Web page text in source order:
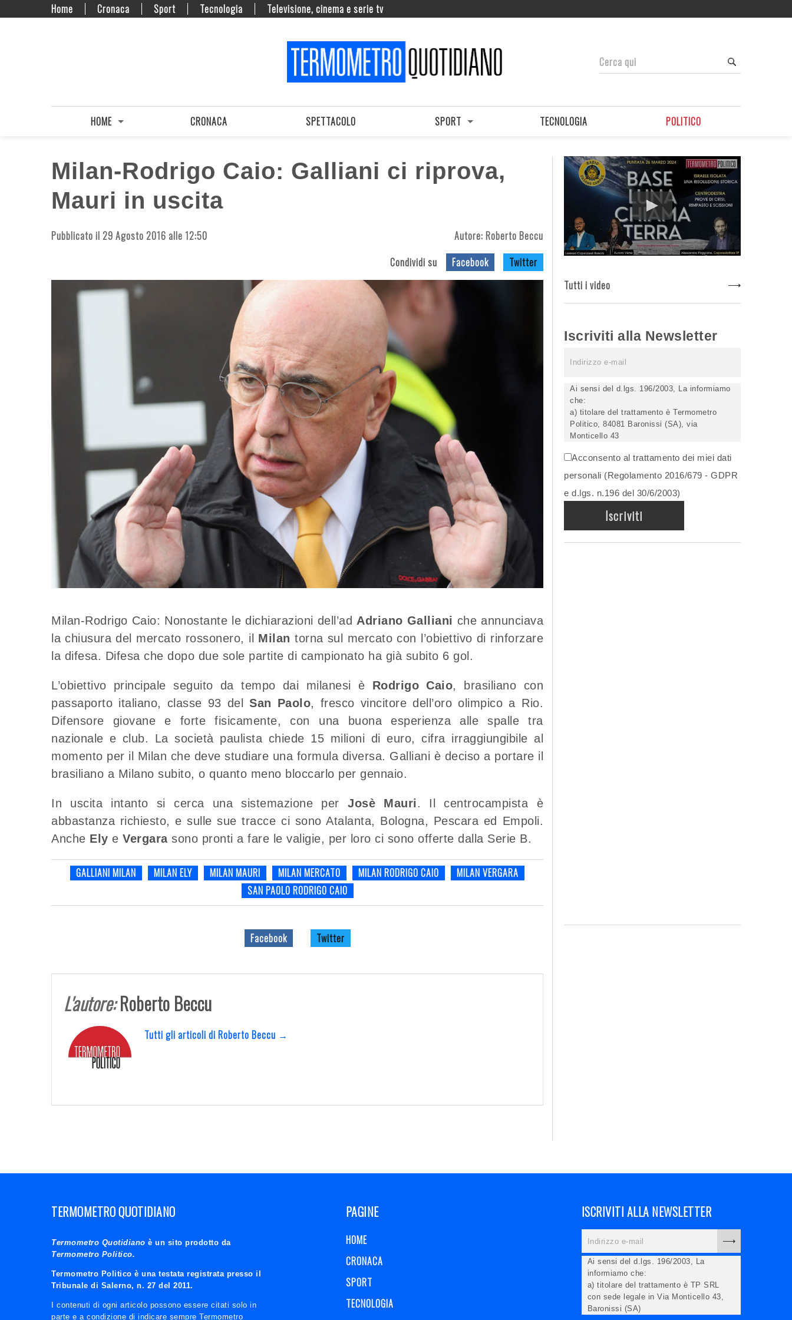
Home Cronaca Sport Tecnologia Televisione, cinema e serie tv
HOME CRONACA SPETTACOLO SPORT TECNOLOGIA POLITICO
Milan-Rodrigo Caio: Galliani ci riprova,
Mauri in uscita
Pubblicato il 29 Agosto 2016 alle 12:50 Autore: Roberto Beccu
Condividi su
Facebook Twitter
Milan-Rodrigo Caio: Nonostante le dichiarazioni dell’ad Adriano Galliani che annunciava
la chiusura del mercato rossonero, il Milan torna sul mercato con l’obiettivo di rinforzare
la difesa. Difesa che dopo due sole partite di campionato ha già subito 6 gol.
L’obiettivo principale seguito da tempo dai milanesi è Rodrigo Caio, brasiliano con
passaporto italiano, classe 93 delSan Paolo, fresco vincitore dell’oro olimpico a Rio.
Difensore giovane e forte fisicamente, con una buona esperienza alle spalle tra
nazionale e club. La società paulista chiede 15 milioni di euro, cifra irraggiungibile al
momento per il Milan che deve studiare una formula diversa. Galliani è deciso a portare il
brasiliano a Milano subito, o quanto meno bloccarlo per gennaio.
In uscita intanto si cerca una sistemazione per Josè Mauri. Il centrocampista è
abbastanza richiesto, e sulle sue tracce ci sono Atalanta, Bologna, Pescara ed Empoli.
Anche Ely e Vergarasono pronti a fare le valigie, per loro ci sono offerte dalla Serie B.
GALLIANI MILAN MILAN ELY MILAN MAURI MILAN MERCATO MILAN RODRIGO CAIO
MILAN VERGARA
SAN PAOLO RODRIGO CAIO
Facebook Twitter
L'autore:Roberto Beccu
Tutti gli articoli di Roberto Beccu →
Tutti i video
Iscriviti alla Newsletter
Ai sensi del d.lgs. 196/2003, La informiamo
che:
a) titolare del trattamento è Termometro
Politico, 84081 Baronissi (SA), via
Monticello 43
elettronicamente) soltanto dagli incaricati
autorizzati, esclusivamente per dare corso
all'invio della newsletter e per l'invio (anche
via email) di informazioni relative alle
c) la comunicazione dei dati è facoltativa,
ma in mancanza non potremo evadere la
Sua richiesta;
Acconsento al trattamento dei miei dati
personali (Regolamento 2016/679 - GDPR
e d.lgs. n.196 del 30/6/2003)
TERMOMETRO QUOTIDIANO
Termometro Quotidiano è un sito prodotto da
Termometro Politico.
Termometro Politico è una testata registrata presso il
Tribunale di Salerno, n. 27 del 2011.
I contenuti di ogni articolo possono essere citati solo in
parte e a condizione di indicare sempre Termometro
PAGINE
HOME
CRONACA
SPORT
TECNOLOGIA
ISCRIVITI ALLA NEWSLETTER
Ai sensi del d.lgs. 196/2003, La
informiamo che:
a) titolare del trattamento è TP SRL
con sede legale in Via Monticello 43,
Baronissi (SA)